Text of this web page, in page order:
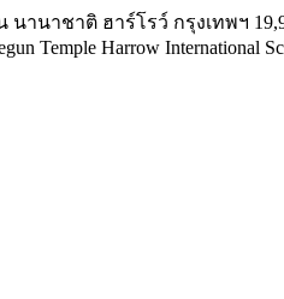
นาชาติ ฮาร์โรว์ กรุงเทพฯ
Temple Harrow International